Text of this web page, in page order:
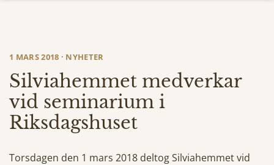
1 MARS 2018 · NYHETER
Silviahemmet medverkar
vid seminarium i
Riksdagshuset
Torsdagen den 1 mars 2018 deltog Silviahemmet vid